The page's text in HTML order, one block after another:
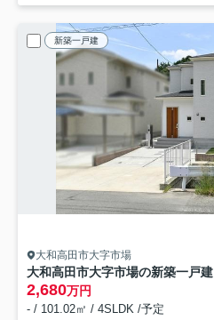
新築一戸建
大和高田市大字市場
大和高田市大字市場の新築一戸建
2,680万円
- / 101.02㎡ / 4SLDK /予定